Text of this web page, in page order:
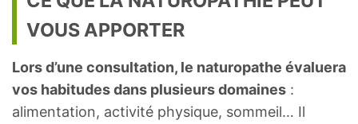
VOUS APPORTER
Lors d’une consultation, le naturopathe évaluera
vos habitudes dans plusieurs domaines :
alimentation, activité physique, sommeil… Il